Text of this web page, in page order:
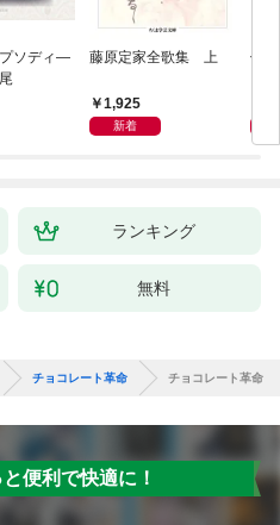
ソディ―
藤原定家全歌集 上
1,925
新着
俳
ランキング
無料
チョコレート革命 チョコレート革命
便利で快適に！